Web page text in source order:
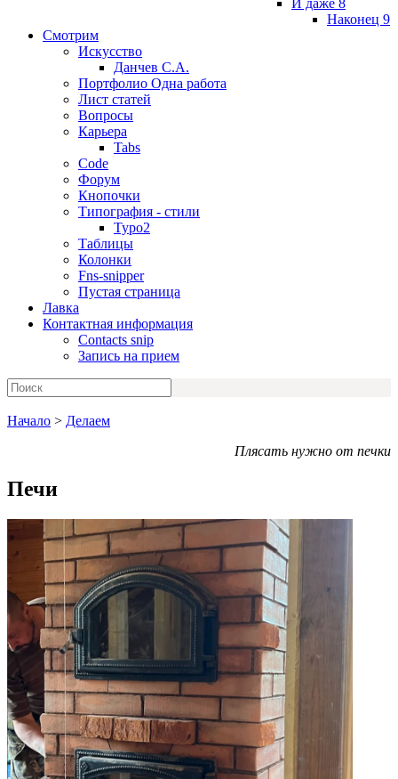
И даже 8
Наконец 9
Смотрим
Искусство
Данчев С.А.
Портфолио Одна работа
Лист статей
Вопросы
Карьера
Tabs
Code
Форум
Кнопочки
Типография - стили
Typo2
Таблицы
Колонки
Fns-snipper
Пустая страница
Лавка
Контактная информация
Contacts snip
Запись на прием
Начало > Делаем
Плясать нужно от печки
Печи